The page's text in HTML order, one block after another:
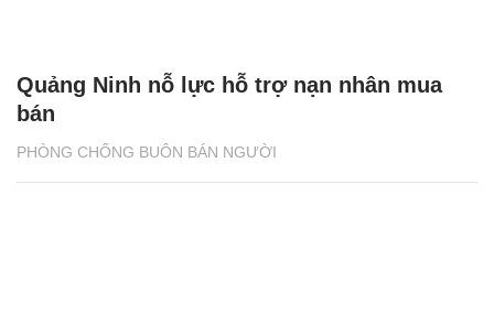
PHÒNG CHỐNG BUÔN BÁN NGƯỜI
Quảng Ninh nỗ lực hỗ trợ nạn nhân mua
bán